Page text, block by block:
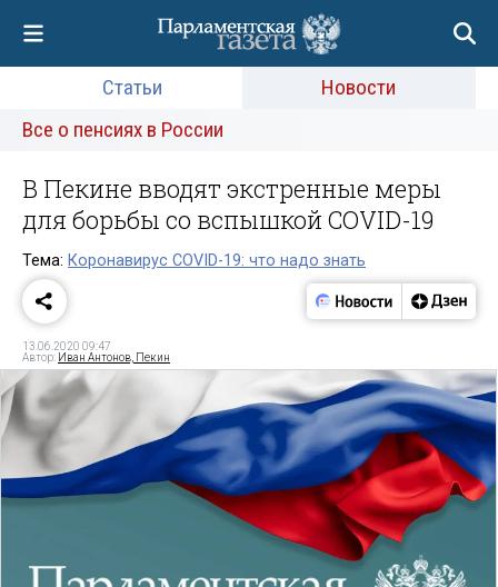
Статьи
Новости
Все о пенсиях в России
В Пекине вводят экстренные меры
для борьбы со вспышкой COVID-19
Тема: Коронавирус COVID-19: что надо знать
13.06.2020 09:47
Автор: Иван Антонов, Пекин